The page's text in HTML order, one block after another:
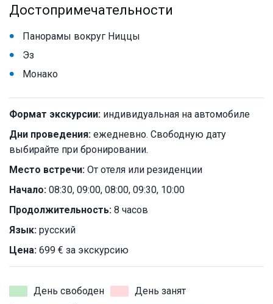
Достопримечательности
Панорамы вокруг Ниццы
Эз
Монако
Формат экскурсии: индивидуальная на автомобиле
Дни проведения: ежедневно. Свободную дату
выбирайте при бронировании.
Место встречи: От отеля или резиденции
Начало: 08:30, 09:00, 08:00, 09:30, 10:00
Продолжительность: 8 часов
Язык: русский
Цена: 699 € за экскурсию
День свободен
День занят